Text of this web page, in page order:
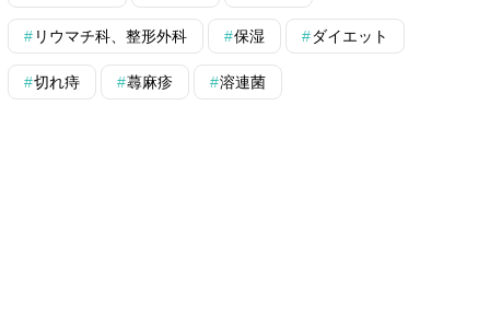
リウマチ科、整形外科 保湿 ダイエット
切れ痔 蕁麻疹 溶連菌